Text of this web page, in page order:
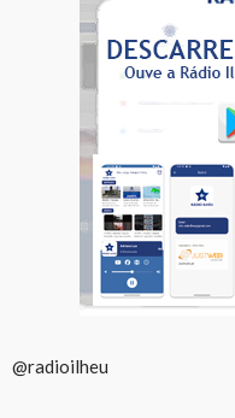
@radioilheu